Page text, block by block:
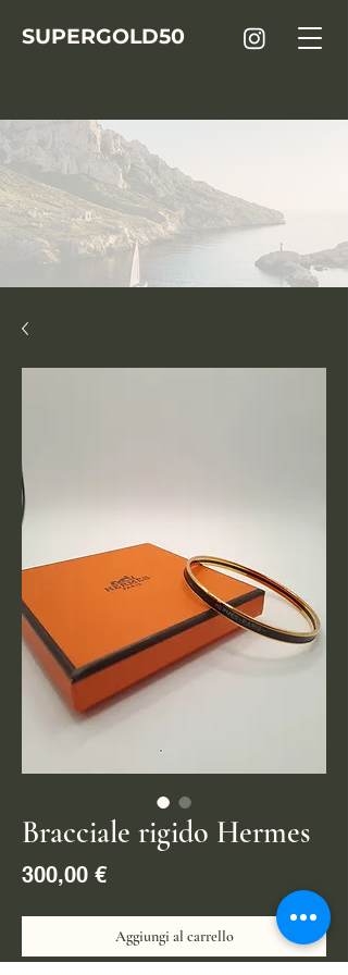
SUPERGOLD50
Bracciale rigido Hermes
300,00 €Prezzo
Aggiungi al carrello